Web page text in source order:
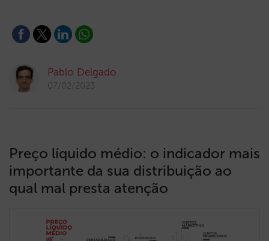
Pablo Delgado
07/02/2023
Preço líquido médio: o indicador mais
importante da sua distribuição ao
qual mal presta atenção